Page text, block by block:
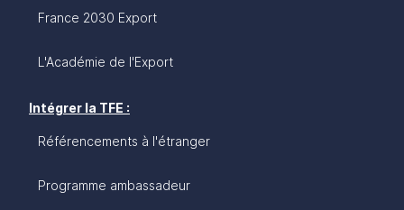
France 2030 Export
L'Académie de l'Export
Intégrer la TFE :
Référencements à l'étranger
Programme ambassadeur